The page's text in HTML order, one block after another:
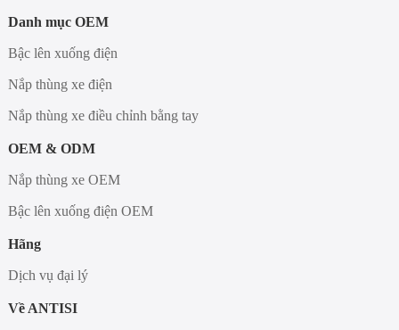
Danh mục OEM
Bậc lên xuống điện
Nắp thùng xe điện
Nắp thùng xe điều chỉnh bằng tay
OEM & ODM
Nắp thùng xe OEM
Bậc lên xuống điện OEM
Hãng
Dịch vụ đại lý
Về ANTISI